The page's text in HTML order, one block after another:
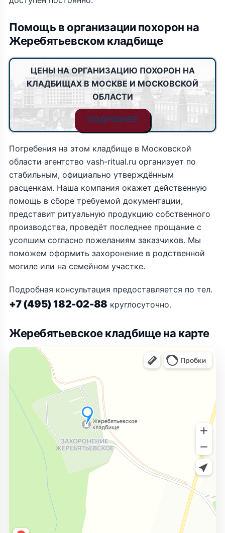
Помощь в организации похорон на
Жеребятьевском кладбище
ЦЕНЫ НА ОРГАНИЗАЦИЮ ПОХОРОН НА
КЛАДБИЩАХ В МОСКВЕ И МОСКОВСКОЙ
ОБЛАСТИ
ПОДРОБНЕЕ
Погребения на этом кладбище в Московской
области агентство vash-ritual.ru организует по
стабильным, официально утверждённым
расценкам. Наша компания окажет действенную
помощь в сборе требуемой документации,
представит ритуальную продукцию собственного
производства, проведёт последнее прощание с
усопшим согласно пожеланиям заказчиков. Мы
поможем оформить захоронение в родственной
могиле или на семейном участке.
Подробная консультация предоставляется по тел.
+7 (495) 182-02-88 круглосуточно.
Жеребятьевское кладбище на карте